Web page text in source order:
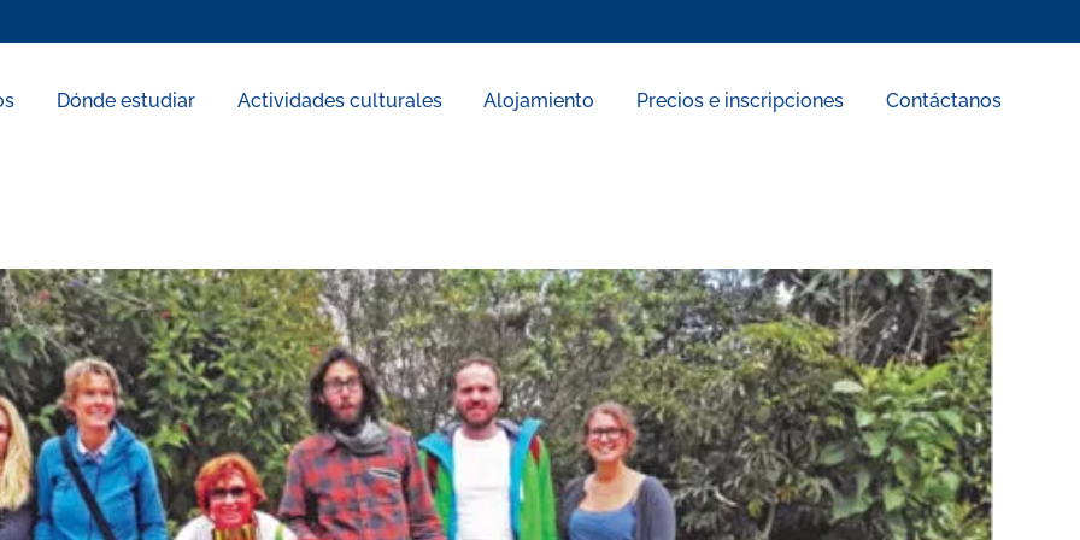
Dónde estudiar Actividades culturales Alojamiento Precios e inscripciones Contáctanos